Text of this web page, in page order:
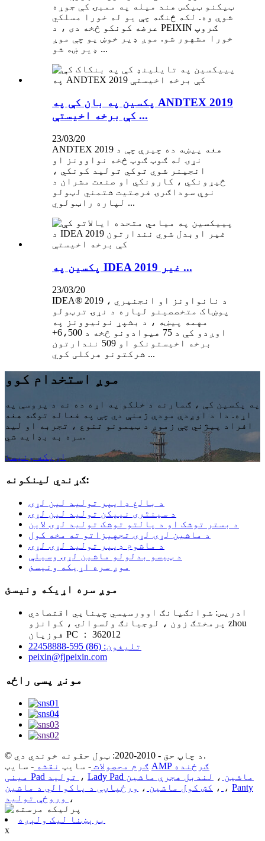
ټیکنو ټیکس هند میله په ممبۍ کې جوړه
شوې وه. لکه څنګه چې یو له خورا مسلکي
عرضه کونکو څخه دی ، د PEIXIN ګروپ
خورا مشهور شو. موږ ډیر خوښ یو چې موږ
ډیر ښه شو ...
پکسین په بان کې په ANDTEX 2019
کې برخه اخیستې ...
23/03/20
ANDTEX 2019 هغه پیښه ده چیرې چې د
نړۍ له ګوټ ګوټ څخه نواوونز او
انجینر شوي توکي تولید کونکي ،
څیړونکي ، کارونکي او صنعت مشران د
نوي سوداګرۍ فرصتیت شتمني لټولو
لپاره راټولوي ...
پکسین په IDEA 2019 غیر ...
23/03/20
IDEA® 2019 ، د نانواونز او انجنیري
پوښاک متخصصینو لپاره د نړۍ ترټولو
مهمه پیښه ، د بشپړ نونیوونز په
اوږدو کې د 75 هیوادونو څخه د 6،500+
برخه اخیستونکو او 509 نندارتون
شرکتونو هرکلی کوي ...
موږ استخدام کوو
په پکسین کې ، ګمارنه د خلکو په اړه ده نه د پروسې په
اړه. دا د اوږدې مودې ژمنې دي چې په فعاله توګه هغه
افراد پیژني چې زموږ د ټیمونو تنوع ، تجربه او لید
سره به بډایه شي.
اړیکه ونیسئ
ګړندي لینکونه:
د بالغ ډایپر تولید لین لړۍ
د سینٹری نیپکن تولید لین لړۍ
د بستر توشک او د پالتو توشک تولید لړۍ لاین
د ماشین لړۍ لړۍ تجهیزاتو ته مخه کول
د ماشوم ډیپر تولید لړۍ لړۍ
د ټیسو بدلولو ماشین لړۍ وسیلې
موږ سره اړیکه ونیسئ
موږ سره اړیکه ونیسئ
ادریس: شوانګیانګ اوورسیسي چینایي اقتصادي
پرمختګ زون ، لوجیانګ ولسوالۍ ، کوانزو zhou
فوزیان PC ： 362012
تلیفون: (86) 595-22458888
peixin@fjpeixin.com
مونږ پسی راځه
© د چاپ حق - 2010-2020: ټول حقونه خوندي دي.
ګرم محصولات - سایټ نقشه
AMP ګرځنده
، Lady Pad ماشین ،
لندبل هجرې ماشین
، کش کول ماشین ، ، Panty
،
برېښنا لیک ولېږه
x